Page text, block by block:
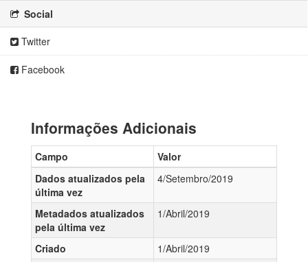
Social
Twitter
Facebook
Informações Adicionais
Campo
Valor
Dados atualizados pela
última vez
4/Setembro/2019
Metadados atualizados
pela última vez
1/Abril/2019
Criado
1/Abril/2019